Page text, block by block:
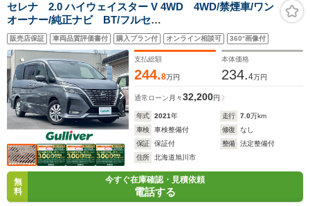
セレナ 2.0 ハイウェイスター V 4WD 4WD/禁煙車/ワン
オーナー/純正ナビ BT/フルセ
グ/CD/DVD/SD/LDW/LDP/BSW/BSI/エマージェンシブレ
ーキ/クリアランスソナー/プロパイロット/ACC
販売店保証 車両品質評価書付 購入プラン付 オンライン相談可 360°画像付
支払総額
244.8万円
本体価格
234.4万円
通常ローン 月々32,200円
年式 2021年 走行 7.0万km
車検
車検整備付 修復
なし
保証
保証付 整備
法定整備付
住所
北海道旭川市
無
料
今すぐ在庫確認・見積依頼
電話する